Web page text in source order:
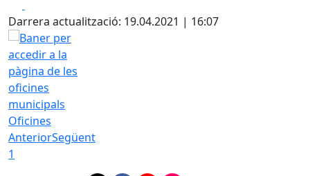
Darrera actualització: 19.04.2021 | 16:07
Oficines
AnteriorSegüent
1